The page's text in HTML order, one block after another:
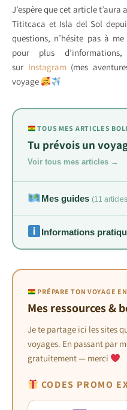
J’espère que cet article
Tititcaca et Isla del Sol
questions, n’hésite pas à
pour plus
sur Instagram(mes
voyage
TOUS MES ARTICLES
Tu prévois un
Voir tous mes articles →
Mes guides (11
Informations
PRÉPARE TON VOYAGE
Mes ressources &
Je te partage ici les sites
voyages. En passant par
gratuitement — merci
CODES PROMO